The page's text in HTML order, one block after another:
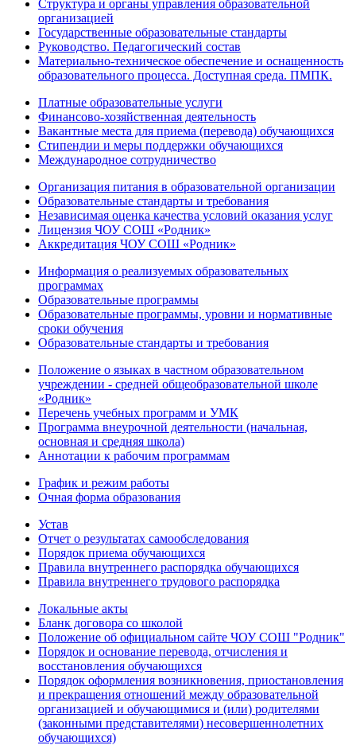
Структура и органы управления образовательной
организацией
Государственные образовательные стандарты
Руководство. Педагогический состав
Материально-техническое обеспечение и оснащенность
образовательного процесса. Доступная среда. ПМПК.
Платные образовательные услуги
Финансово-хозяйственная деятельность
Вакантные места для приема (перевода) обучающихся
Стипендии и меры поддержки обучающихся
Международное сотрудничество
Организация питания в образовательной организации
Образовательные стандарты и требования
Независимая оценка качества условий оказания услуг
Лицензия ЧОУ СОШ «Родник»
Аккредитация ЧОУ СОШ «Родник»
Информация о реализуемых образовательных
программах
Образовательные программы
Образовательные программы, уровни и нормативные
сроки обучения
Образовательные стандарты и требования
Положение о языках в частном образовательном
учреждении - средней общеобразовательной школе
«Родник»
Перечень учебных программ и УМК
Программа внеурочной деятельности (начальная,
основная и средняя школа)
Аннотации к рабочим программам
График и режим работы
Очная форма образования
Устав
Отчет о результатах самообследования
Порядок приема обучающихся
Правила внутреннего распорядка обучающихся
Правила внутреннего трудового распорядка
Локальные акты
Бланк договора со школой
Положение об официальном сайте ЧОУ СОШ "Родник"
Порядок и основание перевода, отчисления и
восстановления обучающихся
Порядок оформления возникновения, приостановления
и прекращения отношений между образовательной
организацией и обучающимися и (или) родителями
(законными представителями) несовершеннолетних
обучающихся)